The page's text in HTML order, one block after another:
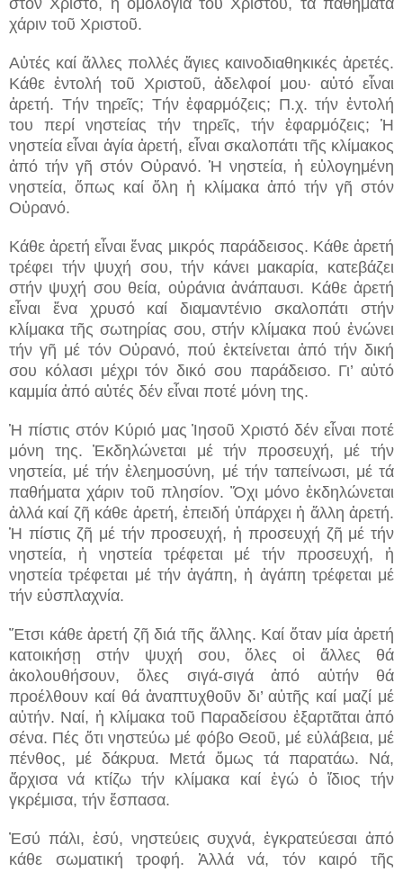
χάριν τοῦ Χριστοῦ.
Αὐτές καί ἄλλες πολλές ἅγιες καινοδιαθηκικές ἀρετές.
Κάθε ἐντολή τοῦ Χριστοῦ, ἀδελφοί μου· αὐτό εἶναι
ἀρετή. Τήν τηρεῖς; Τήν ἐφαρμόζεις; Π.χ. τήν ἐντολή
του περί νηστείας τήν τηρεῖς, τήν ἐφαρμόζεις; Ἡ
νηστεία εἶναι ἁγία ἀρετή, εἶναι σκαλοπάτι τῆς κλίμακος
ἀπό τήν γῆ στόν Οὐρανό. Ἡ νηστεία, ἡ εὐλογημένη
νηστεία, ὅπως καί ὅλη ἡ κλίμακα ἀπό τήν γῆ στόν
Οὐρανό.
Κάθε ἀρετή εἶναι ἕνας μικρός παράδεισος. Κάθε ἀρετή
τρέφει τήν ψυχή σου, τήν κάνει μακαρία, κατεβάζει
στήν ψυχή σου θεία, οὐράνια ἀνάπαυσι. Κάθε ἀρετή
εἶναι ἕνα χρυσό καί διαμαντένιο σκαλοπάτι στήν
κλίμακα τῆς σωτηρίας σου, στήν κλίμακα πού ἑνώνει
τήν γῆ μέ τόν Οὐρανό, πού ἐκτείνεται ἀπό τήν δική
σου κόλασι μέχρι τόν δικό σου παράδεισο. Γι’ αὐτό
καμμία ἀπό αὐτές δέν εἶναι ποτέ μόνη της.
Ἡ πίστις στόν Κύριό μας Ἰησοῦ Χριστό δέν εἶναι ποτέ
μόνη της. Ἐκδηλώνεται μέ τήν προσευχή, μέ τήν
νηστεία, μέ τήν ἐλεημοσύνη, μέ τήν ταπείνωσι, μέ τά
παθήματα χάριν τοῦ πλησίον. Ὅχι μόνο ἐκδηλώνεται
ἀλλά καί ζῆ κάθε ἀρετή, ἐπειδή ὑπάρχει ἡ ἄλλη ἀρετή.
Ἡ πίστις ζῆ μέ τήν προσευχή, ἡ προσευχή ζῆ μέ τήν
νηστεία, ἡ νηστεία τρέφεται μέ τήν προσευχή, ἡ
νηστεία τρέφεται μέ τήν ἀγάπη, ἡ ἀγάπη τρέφεται μέ
τήν εὐσπλαχνία.
Ἔτσι κάθε ἀρετή ζῆ διά τῆς ἄλλης. Καί ὅταν μία ἀρετή
κατοικήσῃ στήν ψυχή σου, ὅλες οἱ ἄλλες θά
ἀκολουθήσουν, ὅλες σιγά-σιγά ἀπό αὐτήν θά
προέλθουν καί θά ἀναπτυχθοῦν δι’ αὐτῆς καί μαζί μέ
αὐτήν. Ναί, ἡ κλίμακα τοῦ Παραδείσου ἐξαρτᾶται ἀπό
σένα. Πές ὅτι νηστεύω μέ φόβο Θεοῦ, μέ εὐλάβεια, μέ
πένθος, μέ δάκρυα. Μετά ὅμως τά παρατάω. Νά,
ἄρχισα νά κτίζω τήν κλίμακα καί ἐγώ ὁ ἴδιος τήν
γκρέμισα, τήν ἔσπασα.
Ἐσύ πάλι, ἐσύ, νηστεύεις συχνά, ἐγκρατεύεσαι ἀπό
κάθε σωματική τροφή. Ἀλλά νά, τόν καιρό τῆς